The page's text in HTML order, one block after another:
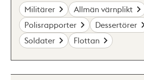
Militärer
Allmän värnplikt
Polisrapporter
Dessertörer
Soldater
Flottan